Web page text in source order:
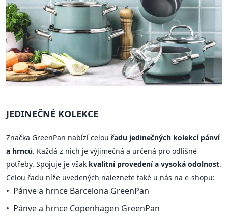
JEDINEČNÉ KOLEKCE
Značka GreenPan nabízí celou řadu jedinečných kolekcí pánví
a hrnců. Každá z nich je výjimečná a určená pro odlišné
potřeby. Spojuje je však kvalitní provedení a vysoká odolnost.
Celou řadu níže uvedených naleznete také u nás na e-shopu:
Pánve a hrnce Barcelona GreenPan
Pánve a hrnce Copenhagen GreenPan